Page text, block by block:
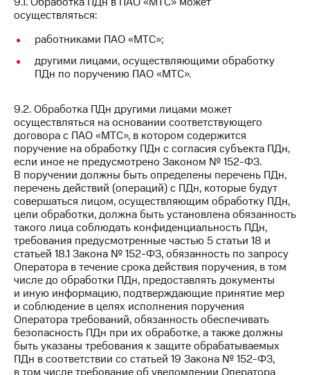
осуществляться:
работниками ПАО «МТС»;
другими лицами, осуществляющими обработку
ПДн по поручению ПАО «МТС».
9.2. Обработка ПДн другими лицами может
осуществляться на основании соответствующего
договора с ПАО «МТС», в котором содержится
поручение на обработку ПДн с согласия субъекта ПДн,
если иное не предусмотрено Законом № 152-ФЗ.
В поручении должны быть определены перечень ПДн,
перечень действий (операций) с ПДн, которые будут
совершаться лицом, осуществляющим обработку ПДн,
цели обработки, должна быть установлена обязанность
такого лица соблюдать конфиденциальность ПДн,
требования предусмотренные частью 5 статьи 18 и
статьей 18.1 Закона № 152-ФЗ, обязанность по запросу
Оператора в течение срока действия поручения, в том
числе до обработки ПДн, предоставлять документы
и иную информацию, подтверждающие принятие мер
и соблюдение в целях исполнения поручения
Оператора требований, обязанность обеспечивать
безопасность ПДн при их обработке, а также должны
быть указаны требования к защите обрабатываемых
ПДн в соответствии со статьей 19 Закона № 152-ФЗ,
в том числе требование об уведомлении Оператора